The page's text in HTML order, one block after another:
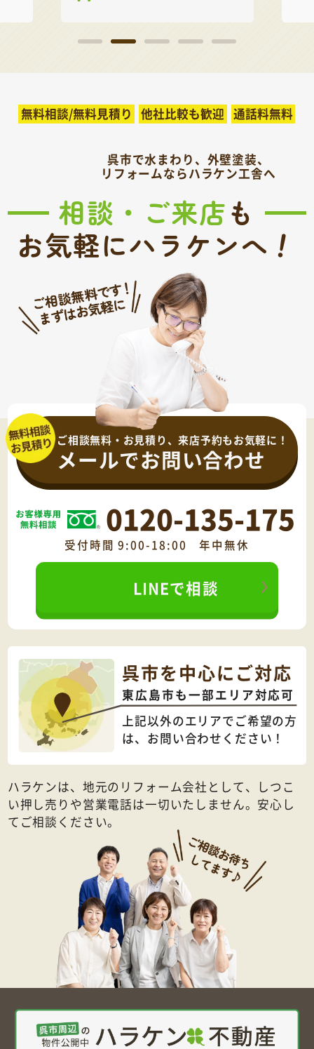
無料相談/無料見積り 他社比較も歓迎 通話料無料
呉市で水まわり、外壁塗装、
リフォームならハラケン工舎へ
相談・ご来店も
お気軽にハラケンへ！
ご相談無料・お見積り、来店予約もお気軽に！
メールでお問い合わせ
0120-135-175
受付時間 9:00-18:00 年中無休
LINEで相談
呉市を中心にご対応
東広島市も一部エリア対応可
上記以外のエリアでご希望の方
は、 お問い合わせください！
ハラケンは、地元のリフォーム会社として、しつこ
い押し売りや営業電話は一切いたしません。安心し
てご相談ください。